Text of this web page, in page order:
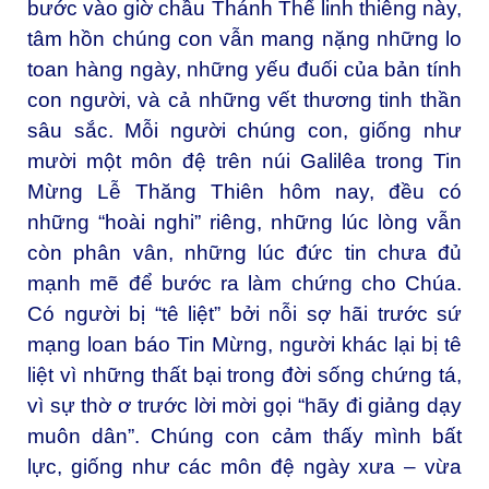
bước vào giờ chầu Thánh Thể linh thiêng này,
tâm hồn chúng con vẫn mang nặng những lo
toan hàng ngày, những yếu đuối của bản tính
con người, và cả những vết thương tinh thần
sâu sắc. Mỗi người chúng con, giống như
mười một môn đệ trên núi Galilêa trong Tin
Mừng Lễ Thăng Thiên hôm nay, đều có
những “hoài nghi” riêng, những lúc lòng vẫn
còn phân vân, những lúc đức tin chưa đủ
mạnh mẽ để bước ra làm chứng cho Chúa.
Có người bị “tê liệt” bởi nỗi sợ hãi trước sứ
mạng loan báo Tin Mừng, người khác lại bị tê
liệt vì những thất bại trong đời sống chứng tá,
vì sự thờ ơ trước lời mời gọi “hãy đi giảng dạy
muôn dân”. Chúng con cảm thấy mình bất
lực, giống như các môn đệ ngày xưa – vừa